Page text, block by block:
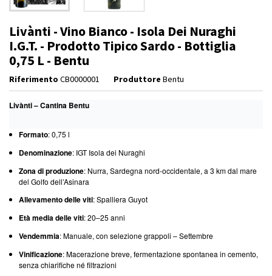
Livànti - Vino Bianco - Isola Dei Nuraghi
I.G.T. - Prodotto Tipico Sardo - Bottiglia
0,75 L - Bentu
Riferimento CB0000001 Produttore Bentu
Livànti – Cantina Bentu
Formato: 0,75 l
Denominazione: IGT Isola dei Nuraghi
Zona di produzione: Nurra, Sardegna nord-occidentale, a 3 km dal mare
del Golfo dell’Asinara
Allevamento delle viti: Spalliera Guyot
Età media delle viti: 20–25 anni
Vendemmia: Manuale, con selezione grappoli – Settembre
Vinificazione: Macerazione breve, fermentazione spontanea in cemento,
senza chiarifiche né filtrazioni